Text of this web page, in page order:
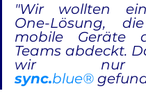
"Wir wollten
One-Lösung,
mobile Geräte
Teams abdeckt.
sync.blue®